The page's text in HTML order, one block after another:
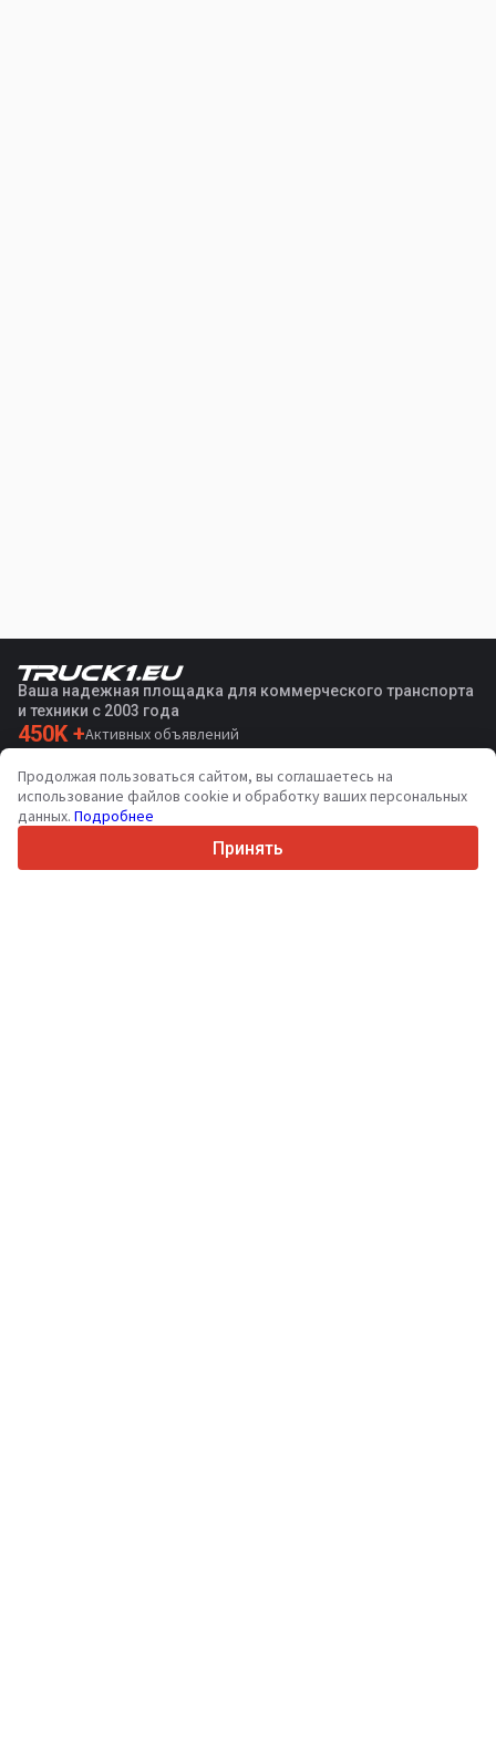
Ваша надежная площадка для коммерческого транспорта
и техники с 2003 года
450K +Активных объявлений
36Поддерживаемых языков
4.7/5
Продолжая пользоваться сайтом, вы соглашаетесь на
использование файлов cookie и обработку ваших персональных
данных. Подробнее
Принять